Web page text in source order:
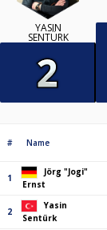
YASIN
SENTÜRK
# Name
1
Jörg "Jogi"
Ernst
2
Yasin
Sentürk